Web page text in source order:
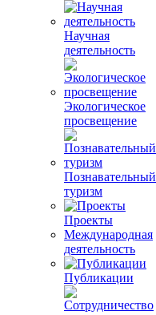
Научная
деятельность
Экологическое
просвещение
Познавательный
туризм
Проекты
Международная
деятельность
Публикации